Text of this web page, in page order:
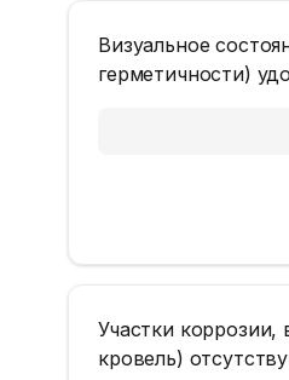
Визуальное
герметичности)
Участки коррозии,
кровель)